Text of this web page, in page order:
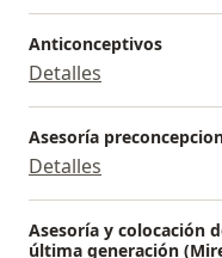
Anticonceptivos
Detalles
Asesoría
Detalles
Asesoría y colocación
última generación